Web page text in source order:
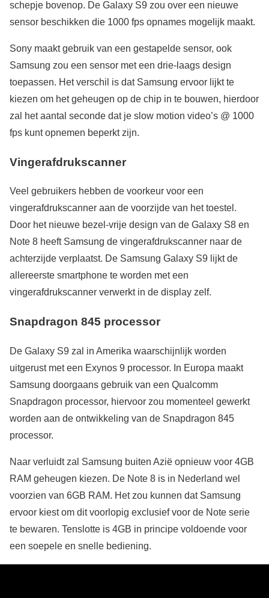
schepje bovenop. De Galaxy S9 zou over een nieuwe
sensor beschikken die 1000 fps opnames mogelijk maakt.
Sony maakt gebruik van een gestapelde sensor, ook
Samsung zou een sensor met een drie-laags design
toepassen. Het verschil is dat Samsung ervoor lijkt te
kiezen om het geheugen op de chip in te bouwen, hierdoor
zal het aantal seconde dat je slow motion video’s @ 1000
fps kunt opnemen beperkt zijn.
Vingerafdrukscanner
Veel gebruikers hebben de voorkeur voor een
vingerafdrukscanner aan de voorzijde van het toestel.
Door het nieuwe bezel-vrije design van de Galaxy S8 en
Note 8 heeft Samsung de vingerafdrukscanner naar de
achterzijde verplaatst. De Samsung Galaxy S9 lijkt de
allereerste smartphone te worden met een
vingerafdrukscanner verwerkt in de display zelf.
Snapdragon 845 processor
De Galaxy S9 zal in Amerika waarschijnlijk worden
uitgerust met een Exynos 9 processor. In Europa maakt
Samsung doorgaans gebruik van een Qualcomm
Snapdragon processor, hiervoor zou momenteel gewerkt
worden aan de ontwikkeling van de Snapdragon 845
processor.
Naar verluidt zal Samsung buiten Azië opnieuw voor 4GB
RAM geheugen kiezen. De Note 8 is in Nederland wel
voorzien van 6GB RAM. Het zou kunnen dat Samsung
ervoor kiest om dit voorlopig exclusief voor de Note serie
te bewaren. Tenslotte is 4GB in principe voldoende voor
een soepele en snelle bediening.